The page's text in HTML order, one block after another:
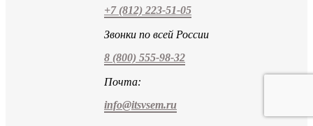
+7 (812) 223-51-05
Звонки по всей России
8 (800) 555-98-32
Почта:
info@itsvsem.ru